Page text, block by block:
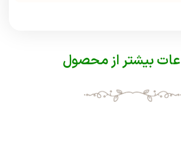
بیشتر از محصول